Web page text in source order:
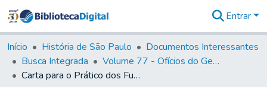
&
Coleções
Tudo na
Biblioteca
Entrar
Início História de São Paulo
Documentos Interessantes
Busca Integrada
Volume 77 - Ofícios do General Martim Lopes Lobo de Saldanha (Governador da Capitania): 1776-1777
Carta para o Prático dos Fumos Luiz Garcia de Carvalho